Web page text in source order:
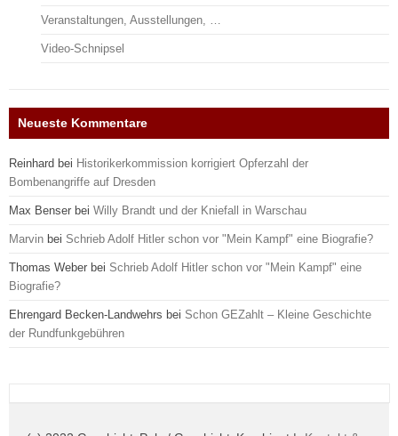
Veranstaltungen, Ausstellungen, …
Video-Schnipsel
Neueste Kommentare
Reinhard bei Historikerkommission korrigiert Opferzahl der
Bombenangriffe auf Dresden
Max Benser bei Willy Brandt und der Kniefall in Warschau
Marvin bei Schrieb Adolf Hitler schon vor "Mein Kampf" eine Biografie?
Thomas Weber bei Schrieb Adolf Hitler schon vor "Mein Kampf" eine
Biografie?
Ehrengard Becken-Landwehrs bei Schon GEZahlt – Kleine Geschichte
der Rundfunkgebühren